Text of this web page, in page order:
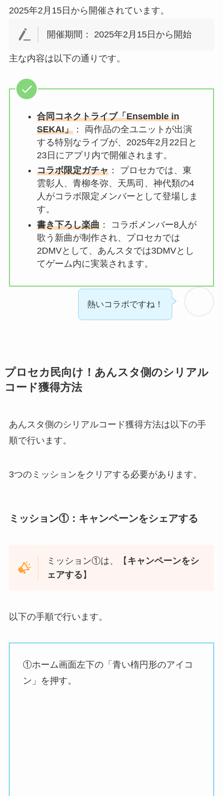
2025年2月15日から開催されています。
開催期間： 2025年2月15日から開始
主な内容は以下の通りです。
合同コネクトライブ「Ensemble in
SEKAI」：
両作品の全ユニットが出演
する特別なライブが、2025年2月22日と
23日にアプリ内で開催されます。
コラボ限定ガチャ：
プロセカでは、東
雲彰人、青柳冬弥、天馬司、神代類の4
人がコラボ限定メンバーとして登場しま
す。
書き下ろし楽曲：
コラボメンバー8人が
歌う新曲が制作され、プロセカでは
2DMVとして、あんスタでは3DMVとし
てゲーム内に実装されます。
熱いコラボですね！
プロセカ民向け！あんスタ側のシリアル
コード獲得方法
あんスタ側のシリアルコード獲得方法は以下の手
順で行います。
3つのミッションをクリアする必要があります。
ミッション①：キャンペーンをシェアする
ミッション①は、【 キャンペーンをシ
ェアする 】
以下の手順で行います。
①ホーム画面左下の「青い楕円形のアイコ
ン」を押す。